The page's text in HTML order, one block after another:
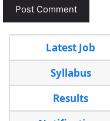
Latest Job
Syllabus
Results